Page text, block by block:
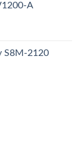
A
S8M-2120